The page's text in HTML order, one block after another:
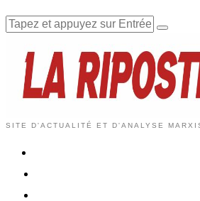
SITE D'ACTUALITÉ ET D'ANALYSE